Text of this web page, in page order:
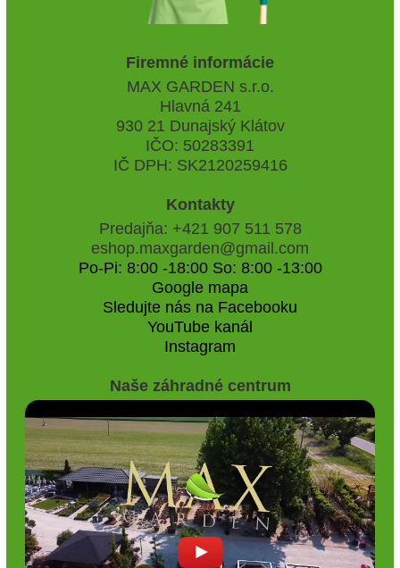
Firemné informácie
MAX GARDEN s.r.o.
Hlavná 241
930 21 Dunajský Klátov
IČO: 50283391
IČ DPH: SK2120259416
Kontakty
Predajňa: +421 907 511 578
eshop.maxgarden@gmail.com
Po-Pi: 8:00 -18:00 So: 8:00 -13:00
Google mapa
Sledujte nás na Facebooku
YouTube kanál
Instagram
Naše záhradné centrum